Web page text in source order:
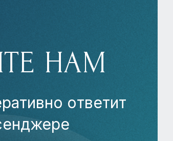
НАМ
ответит